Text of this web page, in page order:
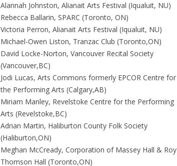
Alannah Johnston, Alianait Arts Festival (Iqualuit, NU)
Rebecca Ballarin, SPARC (Toronto, ON)
Victoria Perron, Alianait Arts Festival (Iqualuit, NU)
Michael-Owen Liston, Tranzac Club (Toronto,ON)
David Locke-Norton, Vancouver Recital Society
(Vancouver,BC)
Jodi Lucas, Arts Commons formerly EPCOR Centre for
the Performing Arts (Calgary,AB)
Miriam Manley, Revelstoke Centre for the Performing
Arts (Revelstoke,BC)
Adrian Martin, Haliburton County Folk Society
(Haliburton,ON)
Meghan McCready, Corporation of Massey Hall & Roy
Thomson Hall (Toronto,ON)